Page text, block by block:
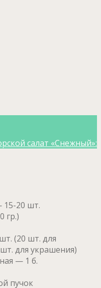
салат «Снежный»:
15-20 шт.
гр.)
(20 шт. для
для украшения)
— 1 б.
пучок